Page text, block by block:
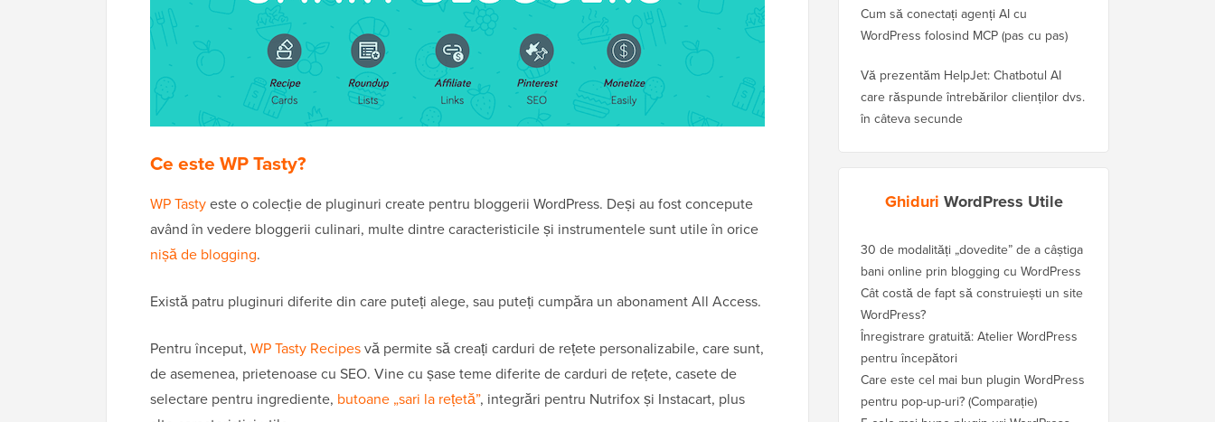
Ce este WP Tasty?
WP Tastyeste o colecție de pluginuri create pentru bloggerii WordPress. Deși au fost concepute
având în vedere bloggerii culinari, multe dintre caracteristicile și instrumentele sunt utile în orice
nișă de blogging.
Există patru pluginuri diferite din care puteți alege, sau puteți cumpăra un abonament All Access.
Pentru început, WP Tasty Recipesvă permite să creați carduri de rețete personalizabile, care sunt,
de asemenea, prietenoase cu SEO. Vine cu șase teme diferite de carduri de rețete, casete de
selectare pentru ingrediente, butoane „sari la rețetă”, integrări pentru Nutrifox și Instacart, plus
Cum să conectați agenți AI cu
WordPress folosind MCP (pas cu pas)
Vă prezentăm HelpJet: Chatbotul AI
care răspunde întrebărilor clienților dvs.
în câteva secunde
Ghiduri WordPress Utile
30 de modalități „dovedite” de a câștiga
bani online prin blogging cu WordPress
Cât costă de fapt să construiești un site
WordPress?
Înregistrare gratuită: Atelier WordPress
pentru începători
Care este cel mai bun plugin WordPress
pentru pop-up-uri? (Comparație)